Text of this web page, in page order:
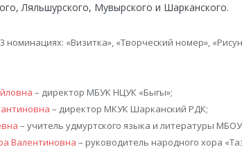
Ляльшурского, Мувырского и Шарканского.
номинациях: «Визитка», «Творческий номер»,
– директор МБУК НЦУК «Быгы»;
– директор МКУК Шарканский РДК;
– учитель удмуртского языка и литературы
Валентиновна – руководитель народного хора